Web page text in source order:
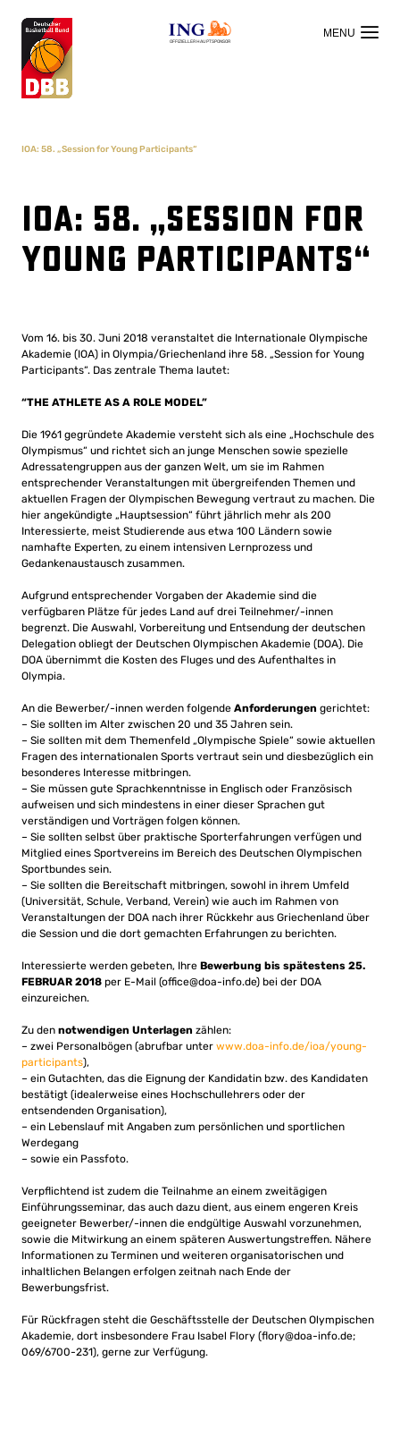
OFFIZIELLER HAUPTSPONSOR
IOA: 58. „Session for Young Participants“
IOA: 58. „Session for
Young Participants“
Vom 16. bis 30. Juni 2018 veranstaltet die Internationale Olympische
Akademie (IOA) in Olympia/Griechenland ihre 58. „Session for Young
Participants“. Das zentrale Thema lautet:
“THE ATHLETE AS A ROLE MODEL”
Die 1961 gegründete Akademie versteht sich als eine „Hochschule des
Olympismus“ und richtet sich an junge Menschen sowie spezielle
Adressatengruppen aus der ganzen Welt, um sie im Rahmen
entsprechender Veranstaltungen mit übergreifenden Themen und
aktuellen Fragen der Olympischen Bewegung vertraut zu machen. Die
hier angekündigte „Hauptsession“ führt jährlich mehr als 200
Interessierte, meist Studierende aus etwa 100 Ländern sowie
namhafte Experten, zu einem intensiven Lernprozess und
Gedankenaustausch zusammen.
Aufgrund entsprechender Vorgaben der Akademie sind die
verfügbaren Plätze für jedes Land auf drei Teilnehmer/-innen
begrenzt. Die Auswahl, Vorbereitung und Entsendung der deutschen
Delegation obliegt der Deutschen Olympischen Akademie (DOA). Die
DOA übernimmt die Kosten des Fluges und des Aufenthaltes in
Olympia.
An die Bewerber/-innen werden folgende Anforderungen gerichtet:
– Sie sollten im Alter zwischen 20 und 35 Jahren sein.
– Sie sollten mit dem Themenfeld „Olympische Spiele“ sowie aktuellen
Fragen des internationalen Sports vertraut sein und diesbezüglich ein
besonderes Interesse mitbringen.
– Sie müssen gute Sprachkenntnisse in Englisch oder Französisch
aufweisen und sich mindestens in einer dieser Sprachen gut
verständigen und Vorträgen folgen können.
– Sie sollten selbst über praktische Sporterfahrungen verfügen und
Mitglied eines Sportvereins im Bereich des Deutschen Olympischen
Sportbundes sein.
– Sie sollten die Bereitschaft mitbringen, sowohl in ihrem Umfeld
(Universität, Schule, Verband, Verein) wie auch im Rahmen von
Veranstaltungen der DOA nach ihrer Rückkehr aus Griechenland über
die Session und die dort gemachten Erfahrungen zu berichten.
Interessierte werden gebeten, Ihre Bewerbung bis spätestens 25.
FEBRUAR 2018 per E-Mail (office@doa-info.de) bei der DOA
einzureichen.
Zu den notwendigen Unterlagen zählen:
– zwei Personalbögen (abrufbar unter www.doa-info.de/ioa/young-
participants),
– ein Gutachten, das die Eignung der Kandidatin bzw. des Kandidaten
bestätigt (idealerweise eines Hochschullehrers oder der
entsendenden Organisation),
– ein Lebenslauf mit Angaben zum persönlichen und sportlichen
Werdegang
– sowie ein Passfoto.
Verpflichtend ist zudem die Teilnahme an einem zweitägigen
Einführungsseminar, das auch dazu dient, aus einem engeren Kreis
geeigneter Bewerber/-innen die endgültige Auswahl vorzunehmen,
sowie die Mitwirkung an einem späteren Auswertungstreffen. Nähere
Informationen zu Terminen und weiteren organisatorischen und
inhaltlichen Belangen erfolgen zeitnah nach Ende der
Bewerbungsfrist.
Für Rückfragen steht die Geschäftsstelle der Deutschen Olympischen
Akademie, dort insbesondere Frau Isabel Flory (flory@doa-info.de;
069/6700-231), gerne zur Verfügung.